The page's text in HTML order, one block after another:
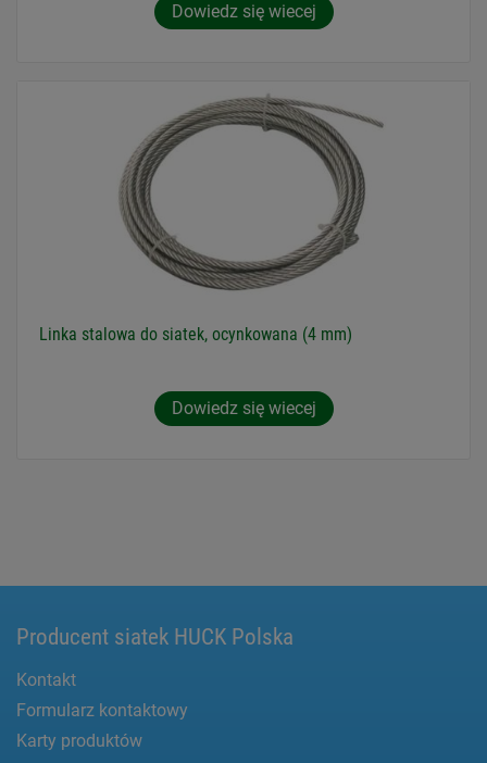
Dowiedz się wiecej
Linka stalowa do siatek, ocynkowana (4 mm)
Dowiedz się wiecej
Producent siatek HUCK Polska
Kontakt
Formularz kontaktowy
Karty produktów